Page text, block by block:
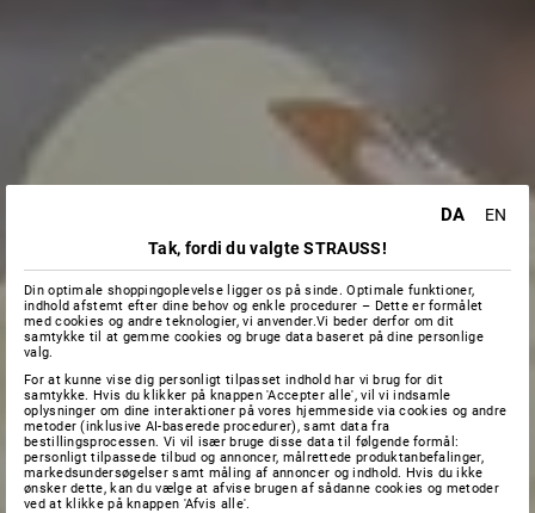
DA
EN
Tak, fordi du valgte STRAUSS!
Din optimale shoppingoplevelse ligger os på sinde. Optimale funktioner,
indhold afstemt efter dine behov og enkle procedurer – Dette er formålet
med cookies og andre teknologier, vi anvender.Vi beder derfor om dit
samtykke til at gemme cookies og bruge data baseret på dine personlige
valg.
For at kunne vise dig personligt tilpasset indhold har vi brug for dit
samtykke. Hvis du klikker på knappen 'Accepter alle', vil vi indsamle
oplysninger om dine interaktioner på vores hjemmeside via cookies og andre
metoder (inklusive AI-baserede procedurer), samt data fra
bestillingsprocessen. Vi vil især bruge disse data til følgende formål:
personligt tilpassede tilbud og annoncer, målrettede produktanbefalinger,
markedsundersøgelser samt måling af annoncer og indhold. Hvis du ikke
ønsker dette, kan du vælge at afvise brugen af sådanne cookies og metoder
ved at klikke på knappen 'Afvis alle'.